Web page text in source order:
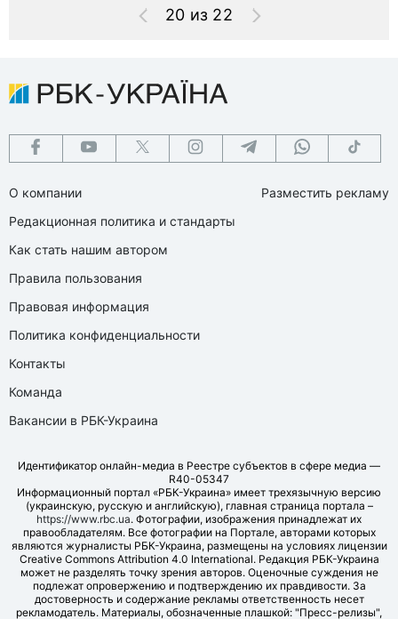
20 из 22
О компании
Редакционная политика и стандарты
Как стать нашим автором
Правила пользования
Правовая информация
Политика конфиденциальности
Контакты
Команда
Вакансии в РБК-Украина
Разместить рекламу
Идентификатор онлайн-медиа в Реестре субъектов в сфере медиа —
R40-05347
Информационный портал «РБК-Украина» имеет трехязычную версию
(украинскую, русскую и английскую), главная страница портала –
https://www.rbc.ua. Фотографии, изображения принадлежат их
правообладателям. Все фотографии на Портале, авторами которых
являются журналисты РБК-Украина, размещены на условиях лицензии
Creative Commons Attribution 4.0 International. Редакция РБК-Украина
может не разделять точку зрения авторов. Оценочные суждения не
подлежат опровержению и подтверждению их правдивости. За
достоверность и содержание рекламы ответственность несет
рекламодатель. Материалы, обозначенные плашкой: "Пресс-релизы",